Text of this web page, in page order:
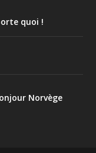
quoi !
Norvège